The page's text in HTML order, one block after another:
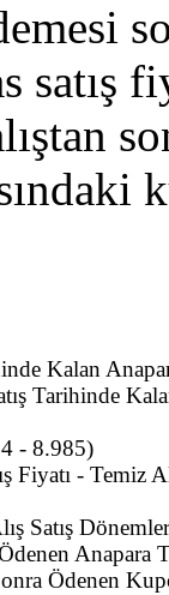
satış
Kalan
Tarihinde
- 8.985)
Fiyatı - Temiz
Satış
Anapara
Ödenen